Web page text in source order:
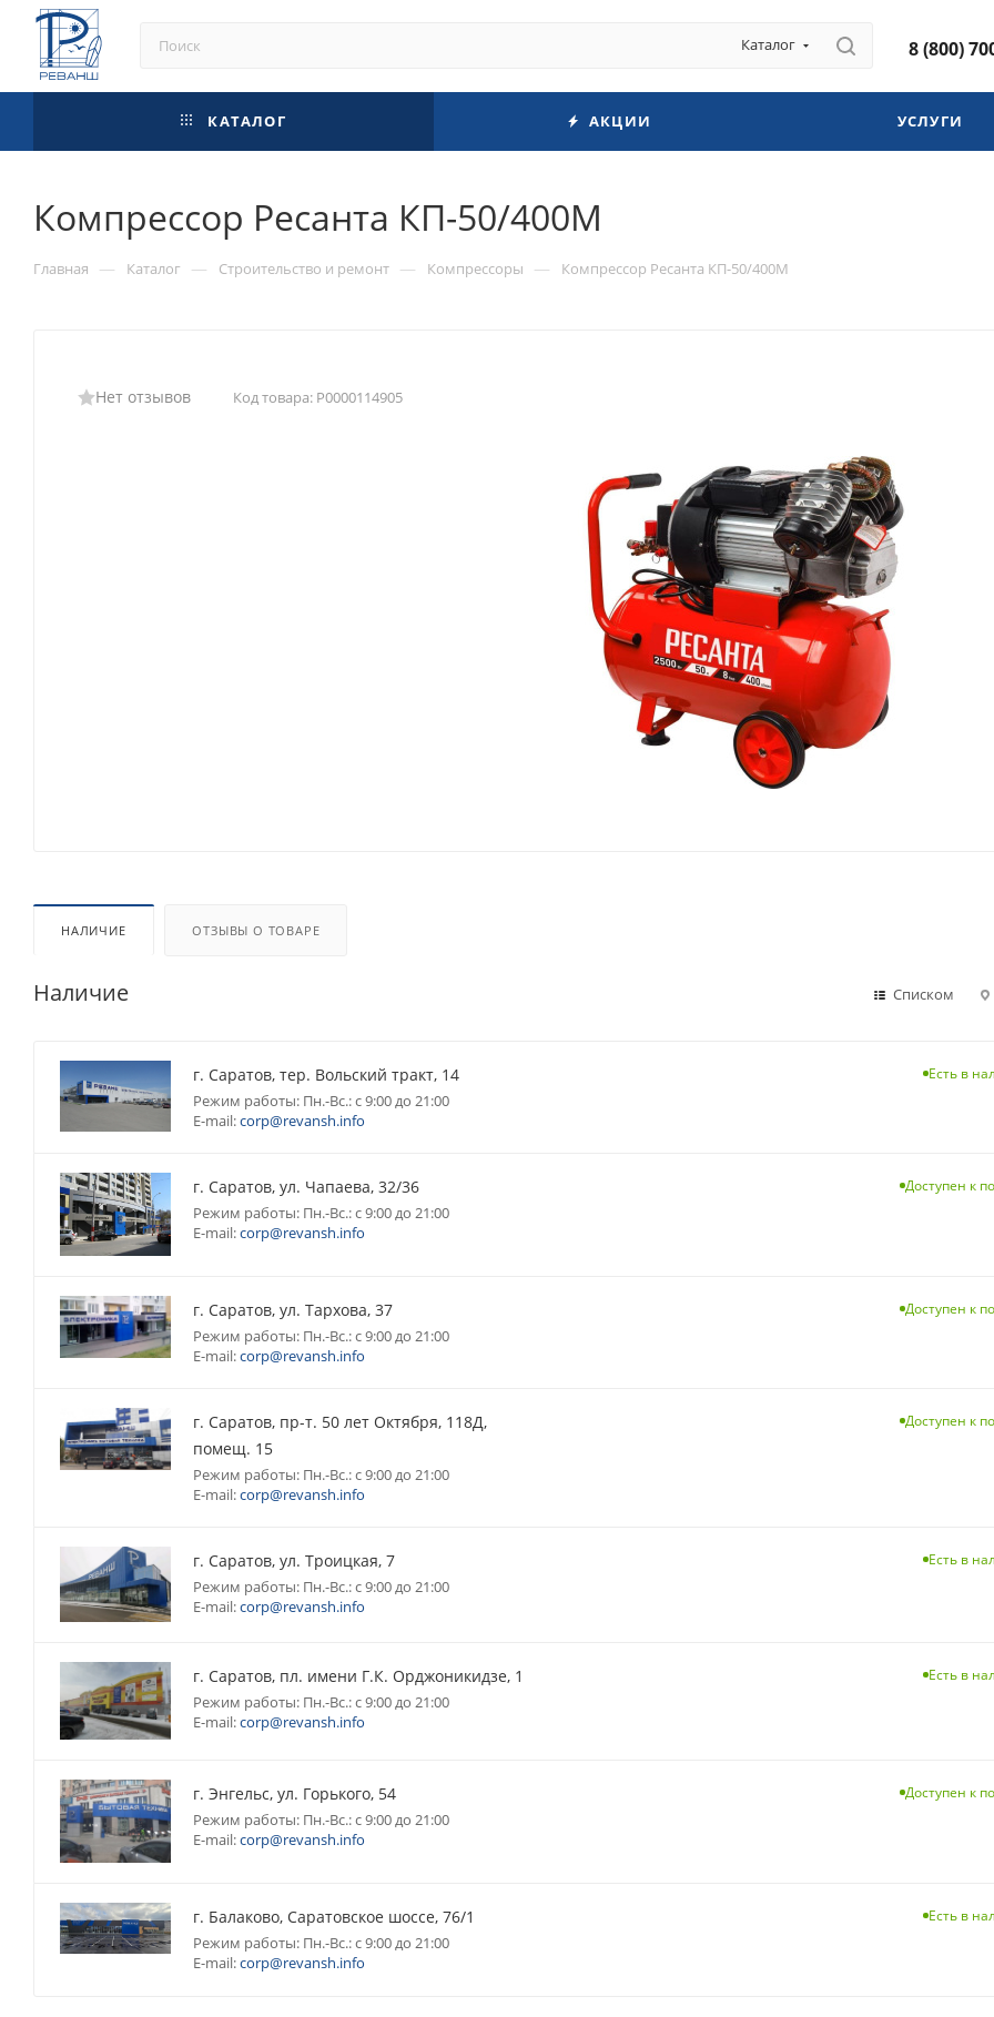
Каталог 8 (800)
КАТАЛОГ АКЦИИ УСЛУГИ
Компрессор Ресанта КП-50/400М
Главная — Каталог — Строительство и ремонт — Компрессоры — Компрессор Ресанта КП-50/400М
Нет отзывов Код товара: Р0000114905
НАЛИЧИЕ ОТЗЫВЫ О ТОВАРЕ
Наличие Списком
г. Саратов, тер. Вольский тракт, 14
Режим работы: Пн.-Вс.: с 9:00 до 21:00
E-mail:corp@revansh.info
Есть в
г. Саратов, ул. Чапаева, 32/36
Режим работы: Пн.-Вс.: с 9:00 до 21:00
E-mail:corp@revansh.info
Доступен к
г. Саратов, ул. Тархова, 37
Режим работы: Пн.-Вс.: с 9:00 до 21:00
E-mail:corp@revansh.info
Доступен к
г. Саратов, пр-т. 50 лет Октября, 118Д,
помещ. 15
Режим работы: Пн.-Вс.: с 9:00 до 21:00
E-mail:corp@revansh.info
Доступен к
г. Саратов, ул. Троицкая, 7
Режим работы: Пн.-Вс.: с 9:00 до 21:00
E-mail:corp@revansh.info
Есть в
г. Саратов, пл. имени Г.К. Орджоникидзе, 1
Режим работы: Пн.-Вс.: с 9:00 до 21:00
E-mail:corp@revansh.info
Есть в
г. Энгельс, ул. Горького, 54
Режим работы: Пн.-Вс.: с 9:00 до 21:00
E-mail:corp@revansh.info
Доступен к
г. Балаково, Саратовское шоссе, 76/1
Режим работы: Пн.-Вс.: с 9:00 до 21:00
E-mail:corp@revansh.info
Есть в